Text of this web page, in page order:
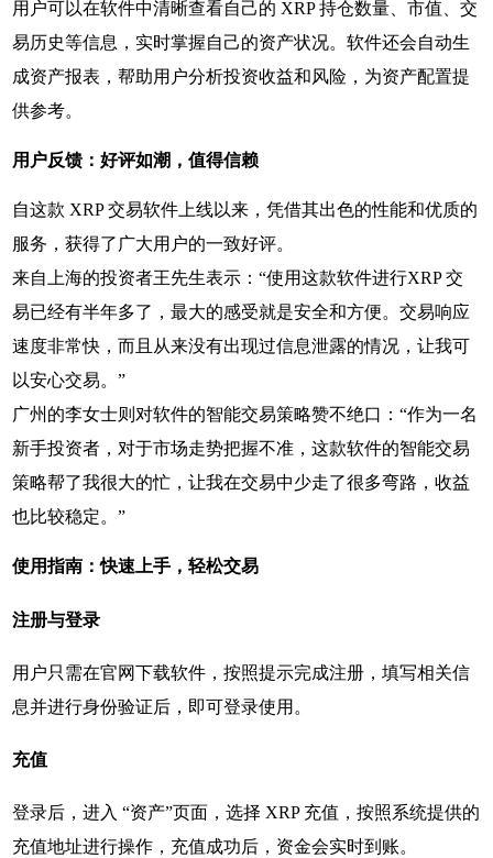
用户可以在软件中清晰查看自己的 XRP 持仓数量、市值、交
易历史等信息，实时掌握自己的资产状况。软件还会自动生
成资产报表，帮助用户分析投资收益和风险，为资产配置提
供参考。
用户反馈：好评如潮，值得信赖
自这款 XRP 交易软件上线以来，凭借其出色的性能和优质的
服务，获得了广大用户的一致好评。
来自上海的投资者王先生表示：“使用这款软件进行XRP 交
易已经有半年多了，最大的感受就是安全和方便。交易响应
速度非常快，而且从来没有出现过信息泄露的情况，让我可
以安心交易。”
广州的李女士则对软件的智能交易策略赞不绝口：“作为一名
新手投资者，对于市场走势把握不准，这款软件的智能交易
策略帮了我很大的忙，让我在交易中少走了很多弯路，收益
也比较稳定。”
使用指南：快速上手，轻松交易
注册与登录
用户只需在官网下载软件，按照提示完成注册，填写相关信
息并进行身份验证后，即可登录使用。
充值
登录后，进入 “资产”页面，选择 XRP 充值，按照系统提供的
充值地址进行操作，充值成功后，资金会实时到账。